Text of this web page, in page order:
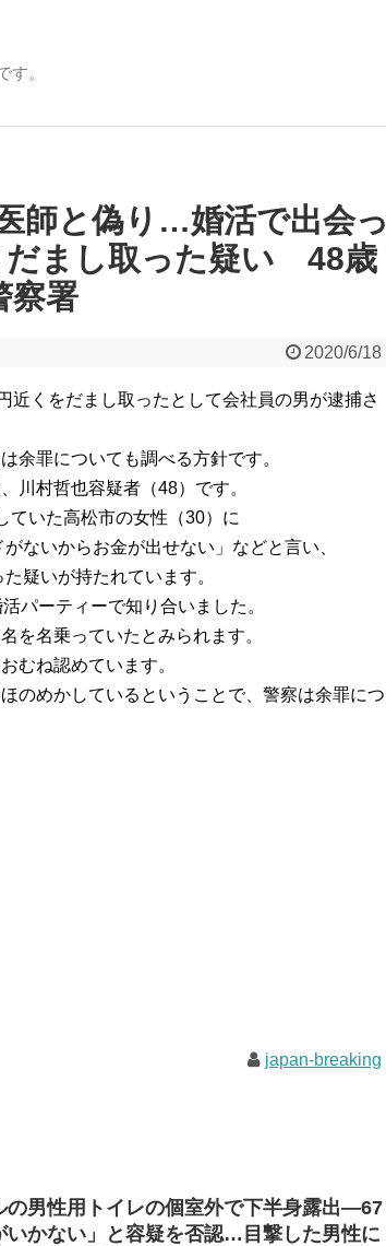
す。
師と偽り…婚活で出会っ
だまし取った疑い 48歳
察署
2020/6/18
くをだまし取ったとして会社員の男が逮捕さ
余罪についても調べる方針です。
川村哲也容疑者（48）です。
ていた高松市の女性（30）に
いからお金が出せない」などと言い、
疑いが持たれています。
パーティーで知り合いました。
を名乗っていたとみられます。
むね認めています。
のめかしているということで、警察は余罪につ
japan-breaking
の男性用トイレの個室外で下半身露出―67
いかない」と容疑を否認…目撃した男性に